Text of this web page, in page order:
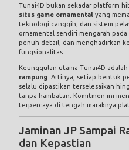
Tunai4D bukan sekadar platform
situs game ornamental yang
teknologi canggih, dan sistem
ornamental sendiri mengarah
penuh detail, dan menghadirkan
fungsionalitas.
Keunggulan utama Tunai4D adalah
rampung . Artinya, setiap bentuk
selalu dipastikan terselesaikan
tanpa hambatan. Komitmen ini
terpercaya di tengah maraknya
Jaminan JP Sampai
dan Kepastian